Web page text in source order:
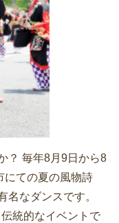
？ 毎年8月9日から8
にての夏の風物詩
名なダンスです。
統的なイベントで